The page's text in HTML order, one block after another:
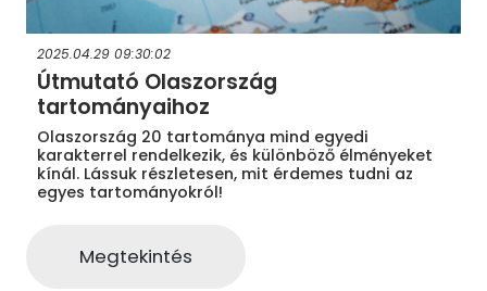
2025.04.29 09:30:02
Útmutató Olaszország
tartományaihoz
Olaszország 20 tartománya mind egyedi
karakterrel rendelkezik, és különböző élményeket
kínál. Lássuk részletesen, mit érdemes tudni az
egyes tartományokról!
Megtekintés